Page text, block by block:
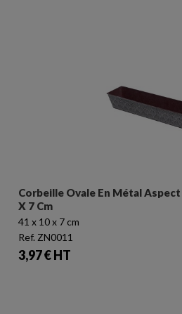
Corbeille Ovale En Métal
X 7 Cm
41 x 10 x 7 cm
Ref. ZN0011
Prix
3,97 € HT